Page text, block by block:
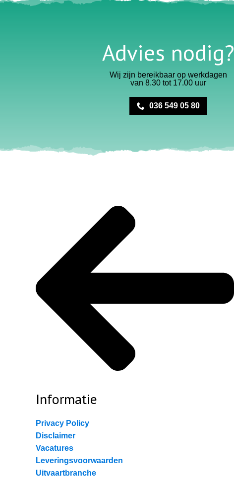
Advies nodig?
Wij zijn bereikbaar op werkdagen
van 8.30 tot 17.00 uur
036 549 05 80
Informatie
Privacy Policy
Disclaimer
Vacatures
Leveringsvoorwaarden
Uitvaartbranche